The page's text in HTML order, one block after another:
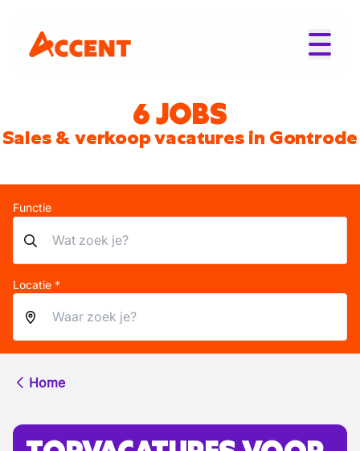
6 JOBS
Sales & verkoop vacatures in Gontrode
Functie
Locatie *
Home